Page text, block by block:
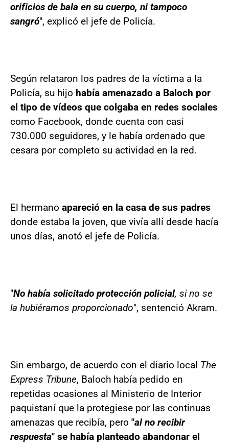
orificios de bala en su cuerpo, ni tampoco
sangró", explicó el jefe de Policía.
Según relataron los padres de la víctima a la
Policía, su hijo había amenazado a Baloch por
el tipo de vídeos que colgaba en redes sociales
como Facebook, donde cuenta con casi
730.000 seguidores, y le había ordenado que
cesara por completo su actividad en la red.
El hermano apareció en la casa de sus padres
donde estaba la joven, que vivía allí desde hacía
unos días, anotó el jefe de Policía.
"No había solicitado protección policial, si no se
la hubiéramos proporcionado", sentenció Akram.
Sin embargo, de acuerdo con el diario local The
Express Tribune, Baloch había pedido en
repetidas ocasiones al Ministerio de Interior
paquistaní que la protegiese por las continuas
amenazas que recibía, pero "al no recibir
respuesta" se había planteado abandonar el